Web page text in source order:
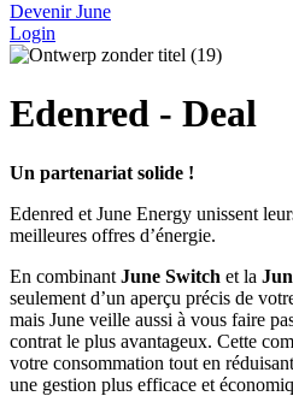
Devenir June
Login
Edenred - Deal
Un partenariat solide !
Edenred et June Energy unissent
meilleures offres d’énergie.
En combinant June Switch et la
seulement d’un aperçu précis de
mais June veille aussi à vous faire
contrat le plus avantageux. Cette
votre consommation tout en
une gestion plus efficace et